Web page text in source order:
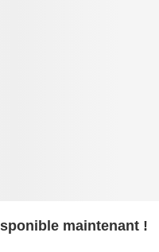
maintenant !